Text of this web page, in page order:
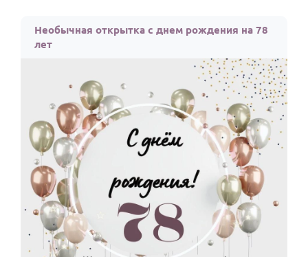
Необычная открытка с днем рождения на 78
лет